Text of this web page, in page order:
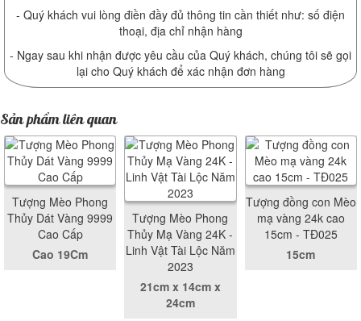
- Quý khách vui lòng điền đầy đủ thông tin cần thiết như: số điện
thoại, địa chỉ nhận hàng
- Ngay sau khi nhận được yêu cầu của Quý khách, chúng tôi sẽ gọi
lại cho Quý khách để xác nhận đơn hàng
Sản phẩm liên quan
Tượng Mèo Phong
Thủy Dát Vàng 9999
Cao Cấp
Cao 19Cm
Tượng Mèo Phong
Thủy Mạ Vàng 24K -
Linh Vật Tài Lộc Năm
2023
21cm x 14cm x
24cm
Tượng đồng con Mèo
mạ vàng 24k cao
15cm - TĐ025
15cm